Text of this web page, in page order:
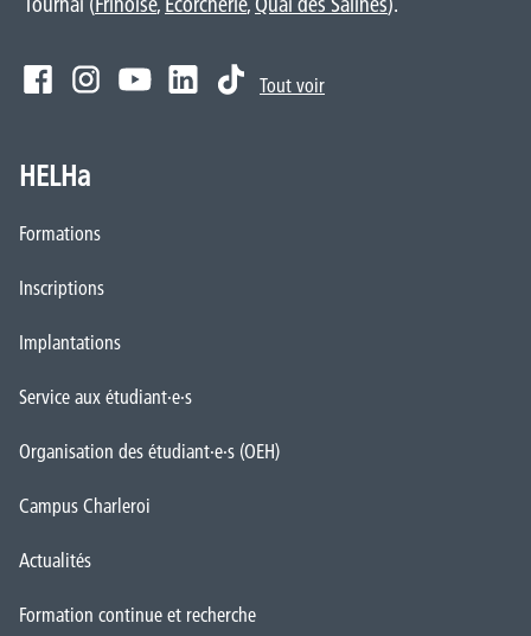
Tout voir
HELHa
Formations
Inscriptions
Implantations
Service aux étudiant·e·s
Organisation des étudiant·e·s (OEH)
Campus Charleroi
Actualités
Formation continue et recherche